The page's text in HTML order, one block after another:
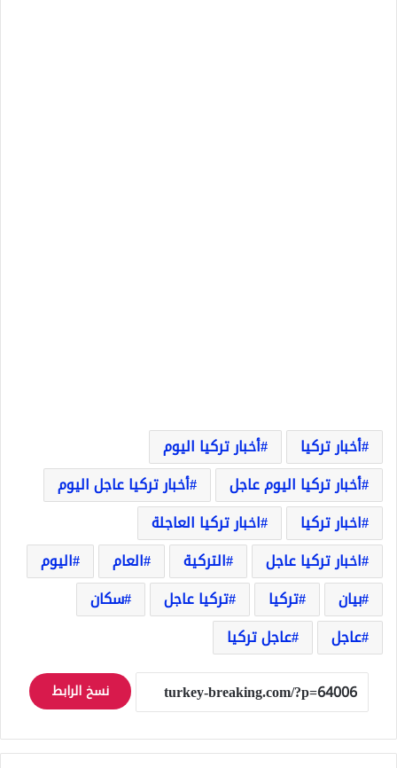
أخبار تركيا
أخبار تركيا اليوم
أخبار تركيا اليوم عاجل
أخبار تركيا عاجل اليوم
اخبار تركيا
اخبار تركيا العاجلة
اخبار تركيا عاجل
التركية العام
اليوم
بيان
تركيا تركيا عاجل
سكان
عاجل
عاجل تركيا
نسخ الرابط